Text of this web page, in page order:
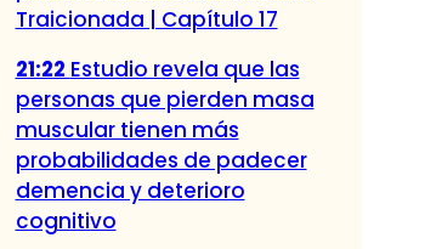
Traicionada | Capítulo 17
21:22 Estudio revela que las
personas que pierden masa
muscular tienen más
probabilidades de padecer
demencia y deterioro
cognitivo